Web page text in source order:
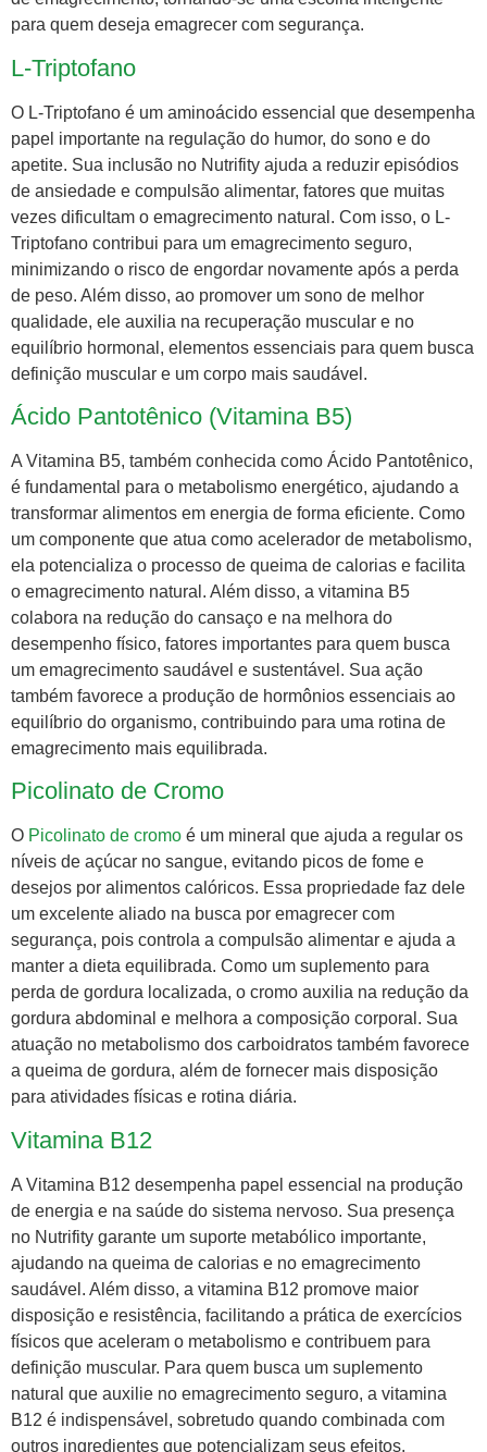
para quem deseja emagrecer com segurança.
L-Triptofano
O L-Triptofano é um aminoácido essencial que desempenha
papel importante na regulação do humor, do sono e do
apetite. Sua inclusão no Nutrifity ajuda a reduzir episódios
de ansiedade e compulsão alimentar, fatores que muitas
vezes dificultam o emagrecimento natural. Com isso, o L-
Triptofano contribui para um emagrecimento seguro,
minimizando o risco de engordar novamente após a perda
de peso. Além disso, ao promover um sono de melhor
qualidade, ele auxilia na recuperação muscular e no
equilíbrio hormonal, elementos essenciais para quem busca
definição muscular e um corpo mais saudável.
Ácido Pantotênico (Vitamina B5)
A Vitamina B5, também conhecida como Ácido Pantotênico,
é fundamental para o metabolismo energético, ajudando a
transformar alimentos em energia de forma eficiente. Como
um componente que atua como acelerador de metabolismo,
ela potencializa o processo de queima de calorias e facilita
o emagrecimento natural. Além disso, a vitamina B5
colabora na redução do cansaço e na melhora do
desempenho físico, fatores importantes para quem busca
um emagrecimento saudável e sustentável. Sua ação
também favorece a produção de hormônios essenciais ao
equilíbrio do organismo, contribuindo para uma rotina de
emagrecimento mais equilibrada.
Picolinato de Cromo
O Picolinato de cromo é um mineral que ajuda a regular os
níveis de açúcar no sangue, evitando picos de fome e
desejos por alimentos calóricos. Essa propriedade faz dele
um excelente aliado na busca por emagrecer com
segurança, pois controla a compulsão alimentar e ajuda a
manter a dieta equilibrada. Como um suplemento para
perda de gordura localizada, o cromo auxilia na redução da
gordura abdominal e melhora a composição corporal. Sua
atuação no metabolismo dos carboidratos também favorece
a queima de gordura, além de fornecer mais disposição
para atividades físicas e rotina diária.
Vitamina B12
A Vitamina B12 desempenha papel essencial na produção
de energia e na saúde do sistema nervoso. Sua presença
no Nutrifity garante um suporte metabólico importante,
ajudando na queima de calorias e no emagrecimento
saudável. Além disso, a vitamina B12 promove maior
disposição e resistência, facilitando a prática de exercícios
físicos que aceleram o metabolismo e contribuem para
definição muscular. Para quem busca um suplemento
natural que auxilie no emagrecimento seguro, a vitamina
B12 é indispensável, sobretudo quando combinada com
outros ingredientes que potencializam seus efeitos.